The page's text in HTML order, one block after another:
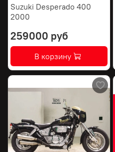
Suzuki Desperado 400
2000
259000 руб
В корзину